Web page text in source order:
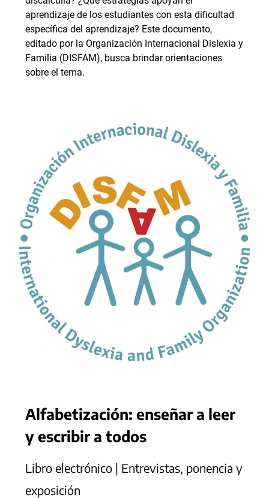
aprendizaje de los estudiantes con esta dificultad
específica del aprendizaje? Este documento,
editado por la Organización Internacional Dislexia y
Familia (DISFAM), busca brindar orientaciones
sobre el tema.
Alfabetización: enseñar a leer
y escribir a todos
Libro electrónico | Entrevistas, ponencia y
exposición